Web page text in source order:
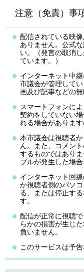
注意（免責）事
配信されている映
ありません。公式
い。（発言の取消
ています。）
インターネット中
市議会が管理して
画及び記事などの
スマートフォンに
契約をしていない
れる場合があります
本市議会は視聴者
ん。また、コメン
するものではあり
ブルが発生した場
インターネット回
か視聴者側のパソ
る、または停止す
す。
配信が正常に視聴
らかの損害が生じ
負いません。
このサービスは予